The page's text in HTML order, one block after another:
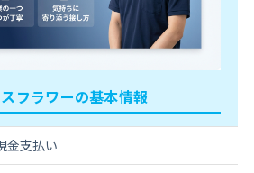
フラワーの基本情報
金支払い